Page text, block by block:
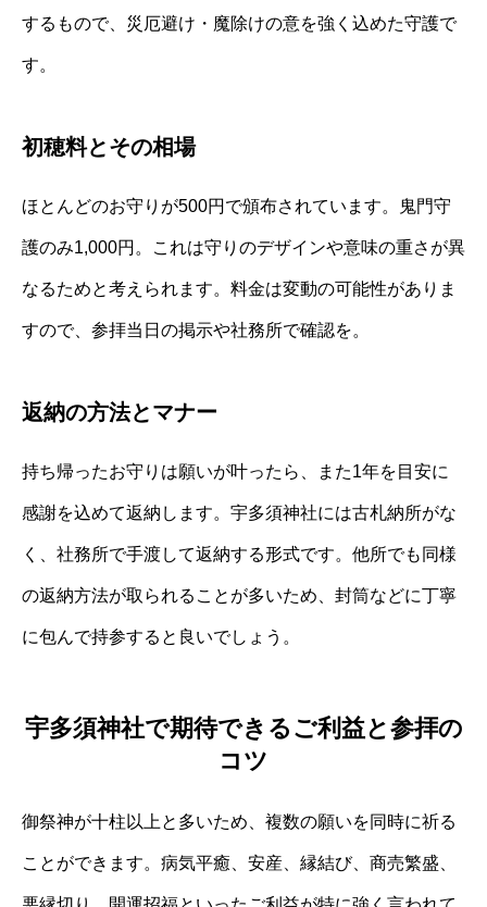
するもので、災厄避け・魔除けの意を強く込めた守護で
す。
初穂料とその相場
ほとんどのお守りが500円で頒布されています。鬼門守
護のみ1,000円。これは守りのデザインや意味の重さが異
なるためと考えられます。料金は変動の可能性がありま
すので、参拝当日の掲示や社務所で確認を。
返納の方法とマナー
持ち帰ったお守りは願いが叶ったら、また1年を目安に
感謝を込めて返納します。宇多須神社には古札納所がな
く、社務所で手渡して返納する形式です。他所でも同様
の返納方法が取られることが多いため、封筒などに丁寧
に包んで持参すると良いでしょう。
宇多須神社で期待できるご利益と参拝の
コツ
御祭神が十柱以上と多いため、複数の願いを同時に祈る
ことができます。病気平癒、安産、縁結び、商売繁盛、